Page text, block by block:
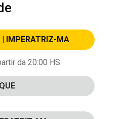
| IMPERATRIZ-MA
da 20:00 HS